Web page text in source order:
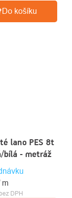
Do košíku
lano PES 8t
bílá - metráž
DPH
m